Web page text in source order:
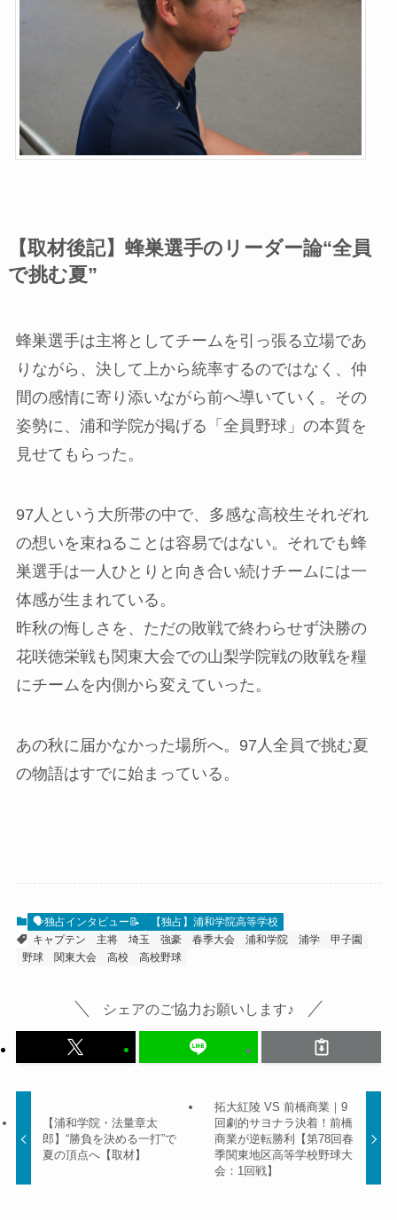
【取材後記】蜂巣選手のリーダー論“全員
で挑む夏”
蜂巣選手は主将としてチームを引っ張る立場であ
りながら、決して上から統率するのではなく、仲
間の感情に寄り添いながら前へ導いていく。その
姿勢に、浦和学院が掲げる「全員野球」の本質を
見せてもらった。
97人という大所帯の中で、多感な高校生それぞれ
の想いを束ねることは容易ではない。それでも蜂
巣選手は一人ひとりと向き合い続けチームには一
体感が生まれている。
昨秋の悔しさを、ただの敗戦で終わらせず決勝の
花咲徳栄戦も関東大会での山梨学院戦の敗戦を糧
にチームを内側から変えていった。
あの秋に届かなかった場所へ。97人全員で挑む夏
の物語はすでに始まっている。
🗣️独占インタビュー📝
【独占】浦和学院高等学校
キャプテン
主将 埼玉 強豪 春季大会 浦和学院 浦学
甲子園
野球
関東大会 高校 高校野球
シェアのご協力お願いします♪
【浦和学院・法量章太
郎】“勝負を決める一打”で
夏の頂点へ【取材】
拓大紅陵 VS 前橋商業｜9
回劇的サヨナラ決着！前橋
商業が逆転勝利【第78回春
季関東地区高等学校野球大
会：1回戦】